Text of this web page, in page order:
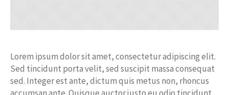
Lorem ipsum dolor sit amet, consectetur adipiscing elit.
Sed tincidunt porta velit, sed suscipit massa consequat
sed. Integer est ante, dictum quis metus non, rhoncus
accumsan ante. Quisque auctor justo eu odio tincidunt,